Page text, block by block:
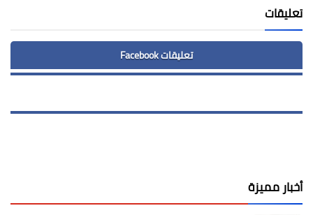
تعليقات
تعليقات Facebook
أخبار مميزة